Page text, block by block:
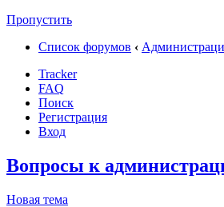
Пропустить
Список форумов ‹
Tracker
FAQ
Поиск
Регистрация
Вход
Вопросы к
Новая тема